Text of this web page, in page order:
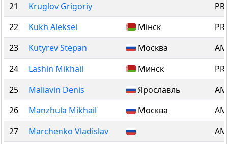
21
Kruglov Grigoriy
22
Kukh Aleksei Мінск
23
Kutyrev Stepan Москва
24
Lashin Mikhail Минск
25
Maliavin Denis Ярославль
26
Manzhula Mikhail Москва
27
Marchenko Vladislav